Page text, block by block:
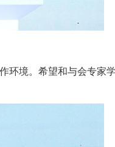
环境。希望和与会专家